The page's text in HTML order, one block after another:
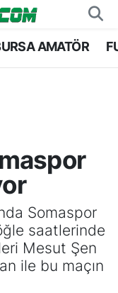
AMATÖR
Somaspor
saatlerinde
Mesut Şen
ile bu maçın